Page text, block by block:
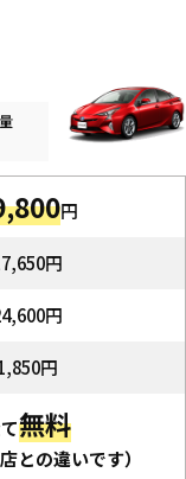
円
円
円
円
無料
との違いです）